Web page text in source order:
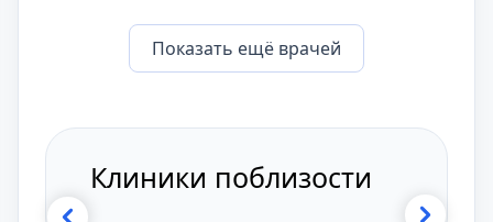
Показать eщё врачей
Клиники поблизости